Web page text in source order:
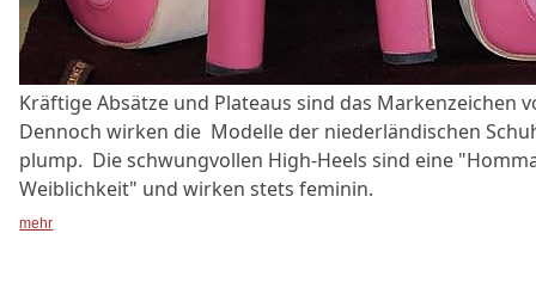
Kräftige Absätze und Plateaus sind das Markenzeichen
Dennoch wirken die Modelle der niederländischen
plump. Die schwungvollen High-Heels sind eine
Weiblichkeit" und wirken stets feminin.
mehr